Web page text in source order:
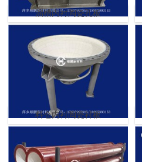
溜槽内衬陶瓷孔板
料仓内衬陶瓷衬板